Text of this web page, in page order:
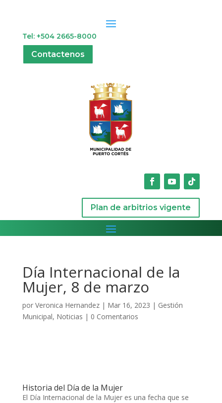
Tel: +504 2665-8000
Contactenos
Plan de arbitrios vigente
Día Internacional de la
Mujer, 8 de marzo
por Veronica Hernandez| Mar 16, 2023 | Gestión
Municipal, Noticias | 0 Comentarios
Historia del Día de la Mujer
El Día Internacional de la Mujer es una fecha que se